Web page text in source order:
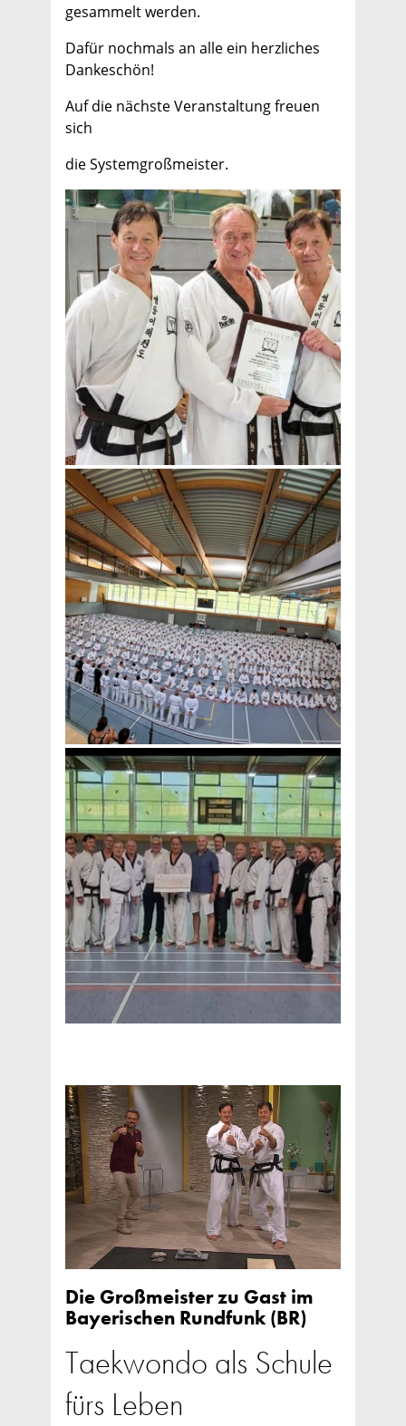
gesammelt werden.
Dafür nochmals an alle ein herzliches
Dankeschön!
Auf die nächste Veranstaltung freuen
sich
die Systemgroßmeister.
Die Großmeister zu Gast im
Bayerischen Rundfunk (BR)
Taekwondo als Schule
fürs Leben